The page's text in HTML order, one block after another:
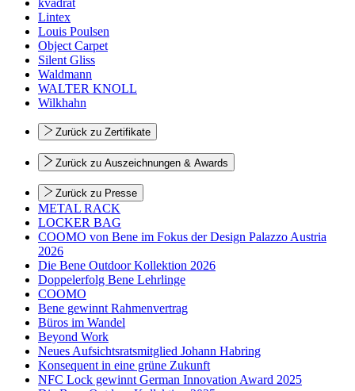
kvadrat
Lintex
Louis Poulsen
Object Carpet
Silent Gliss
Waldmann
WALTER KNOLL
Wilkhahn
Zurück zu Zertifikate
Zurück zu Auszeichnungen & Awards
Zurück zu Presse
METAL RACK
LOCKER BAG
COOMO von Bene im Fokus der Design Palazzo Austria
2026
Die Bene Outdoor Kollektion 2026
Doppelerfolg Bene Lehrlinge
COOMO
Bene gewinnt Rahmenvertrag
Büros im Wandel
Beyond Work
Neues Aufsichtsratsmitglied Johann Habring
Konsequent in eine grüne Zukunft
NFC Lock gewinnt German Innovation Award 2025